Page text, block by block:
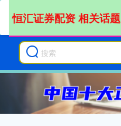
恒汇证券配资 相关话题